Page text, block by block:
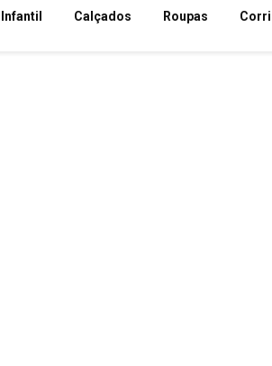
Infantil Calçados Roupas